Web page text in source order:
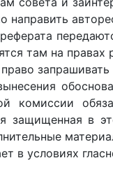
там на правах
комиссии
защищенная в
в условиях